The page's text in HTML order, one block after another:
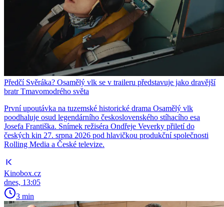
Předčí Svěráka? Osamělý vlk se v traileru představuje jako dravější
bratr Tmavomodrého světa
První upoutávka na tuzemské historické drama Osamělý vlk
poodhaluje osud legendárního československého stíhacího esa
Josefa Františka. Snímek režiséra Ondřeje Veverky přiletí do
českých kin 27. srpna 2026 pod hlavičkou produkční společnosti
Rolling Media a České televize.
Kinobox.cz
dnes, 13:05
3 min